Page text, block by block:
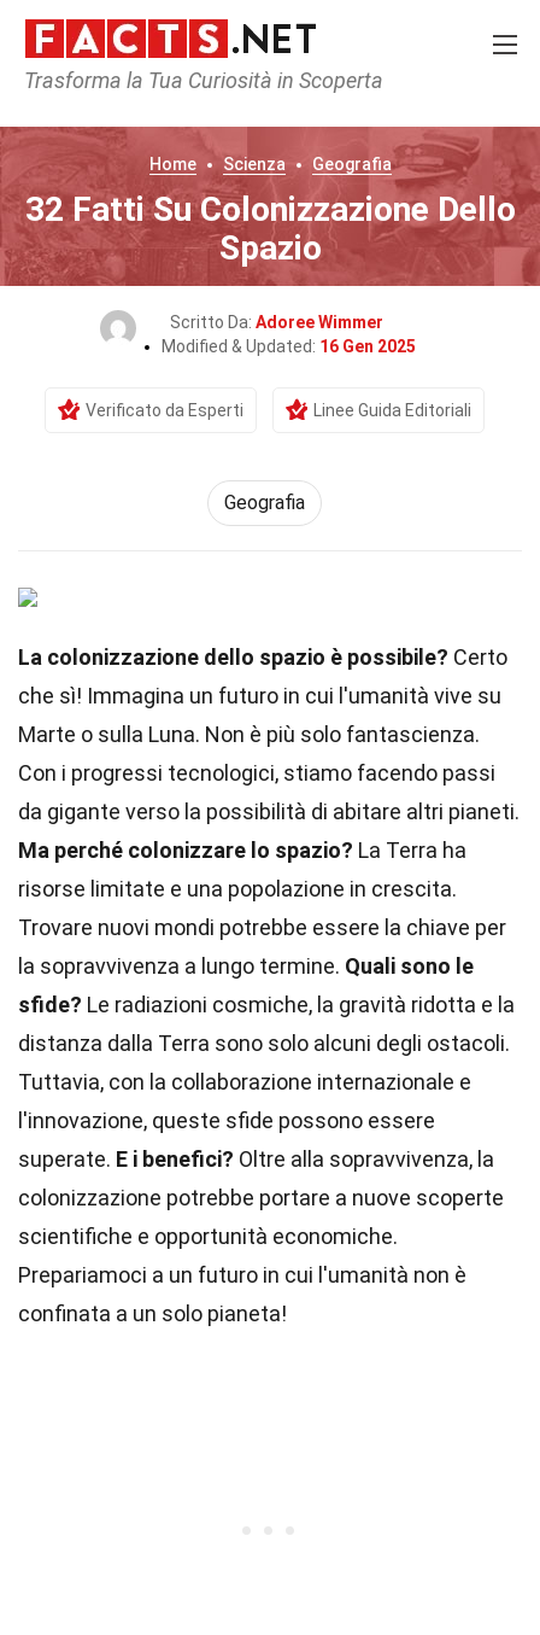
Trasforma la Tua Curiosità in Scoperta
Home Scienza Geografia
32 Fatti Su Colonizzazione Dello
Spazio
Scritto Da: Adoree Wimmer
Modified & Updated: 16 Gen 2025
Verificato da Esperti Linee Guida Editoriali
Geografia
La colonizzazione dello spazio è possibile? Certo
che sì! Immagina un futuro in cui l'umanità vive su
Marte o sulla Luna. Non è più solo fantascienza.
Con i progressi tecnologici, stiamo facendo passi
da gigante verso la possibilità di abitare altri pianeti.
Ma perché colonizzare lo spazio? La Terra ha
risorse limitate e una popolazione in crescita.
Trovare nuovi mondi potrebbe essere la chiave per
la sopravvivenza a lungo termine. Quali sono le
sfide? Le radiazioni cosmiche, la gravità ridotta e la
distanza dalla Terra sono solo alcuni degli ostacoli.
Tuttavia, con la collaborazione internazionale e
l'innovazione, queste sfide possono essere
superate. E i benefici? Oltre alla sopravvivenza, la
colonizzazione potrebbe portare a nuove scoperte
scientifiche e opportunità economiche.
Prepariamoci a un futuro in cui l'umanità non è
confinata a un solo pianeta!